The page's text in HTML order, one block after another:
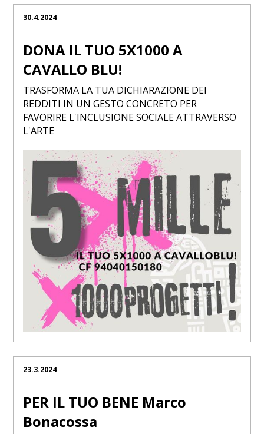
30.4.2024
DONA IL TUO 5X1000 A
CAVALLO BLU!
TRASFORMA LA TUA DICHIARAZIONE DEI
REDDITI IN UN GESTO CONCRETO PER
FAVORIRE L'INCLUSIONE SOCIALE ATTRAVERSO
L'ARTE
23.3.2024
PER IL TUO BENE Marco
Bonacossa